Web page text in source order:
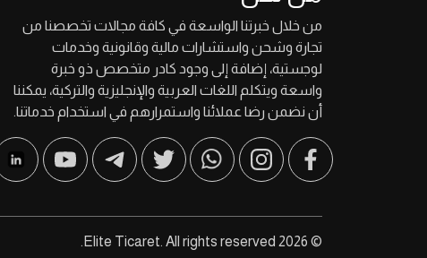
من خلال خبرتنا الواسعة في كافة مجالات تخصصنا من
تجارة وشحن واستشارات مالية وقانونية وخدمات
لوجستية، إضافة إلى وجود كادر متخصص ذو خبرة
واسعة ويتكلم اللغات العربية والإنجليزية والتركية، يمكننا
أن نضمن رضا عملائنا واستمرارهم في استخدام خدماتنا.
© 2026 Elite Ticaret. All rights reserved.